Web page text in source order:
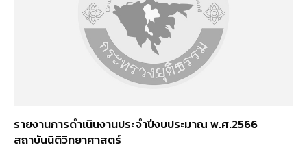
รายงานการดำเนินงานประจำปีงบประมาณ พ.ศ.2566
สถาบันนิติวิทยาศาสตร์